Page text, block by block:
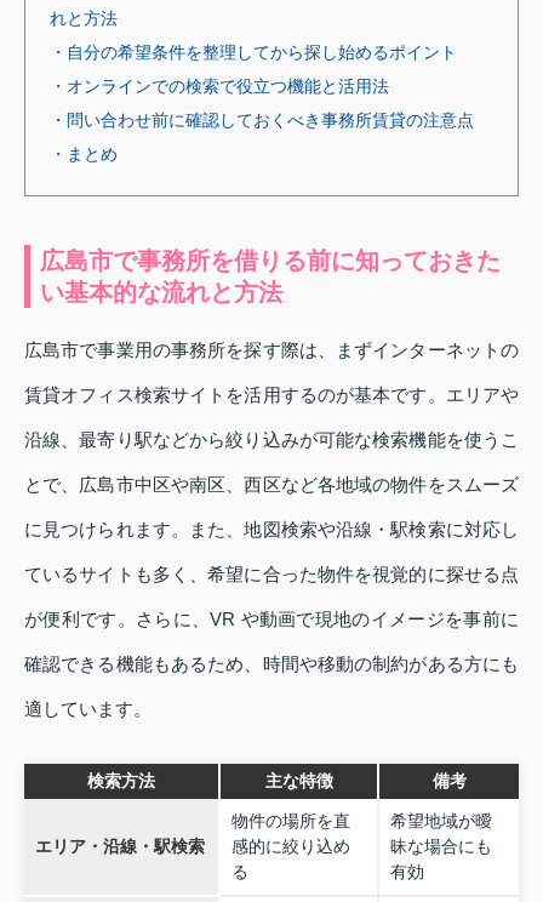
れと方法
・自分の希望条件を整理してから探し始めるポイント
・オンラインでの検索で役立つ機能と活用法
・問い合わせ前に確認しておくべき事務所賃貸の注意点
・まとめ
広島市で事務所を借りる前に知っておきた
い基本的な流れと方法
広島市で事業用の事務所を探す際は、まずインターネットの
賃貸オフィス検索サイトを活用するのが基本です。エリアや
沿線、最寄り駅などから絞り込みが可能な検索機能を使うこ
とで、広島市中区や南区、西区など各地域の物件をスムーズ
に見つけられます。また、地図検索や沿線・駅検索に対応し
ているサイトも多く、希望に合った物件を視覚的に探せる点
が便利です。さらに、VR や動画で現地のイメージを事前に
確認できる機能もあるため、時間や移動の制約がある方にも
適しています。
検索方法 主な特徴 備考
エリア・沿線・駅検索
物件の場所を直
感的に絞り込め
る
希望地域が曖
昧な場合にも
有効